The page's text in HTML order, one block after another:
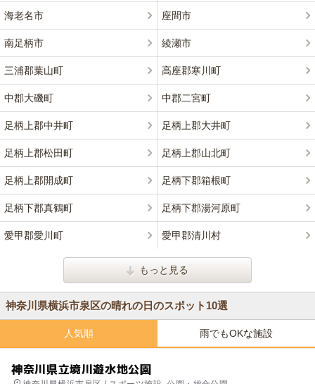
海老名市 座間市
南足柄市 綾瀬市
三浦郡葉山町 高座郡寒川町
中郡大磯町 中郡二宮町
足柄上郡中井町 足柄上郡大井町
足柄上郡松田町 足柄上郡山北町
足柄上郡開成町 足柄下郡箱根町
足柄下郡真鶴町 足柄下郡湯河原町
愛甲郡愛川町 愛甲郡清川村
もっと見る
神奈川県横浜市泉区の晴れの日のスポット10選
人気順 雨でもOKな施設
神奈川県立境川遊水地公園